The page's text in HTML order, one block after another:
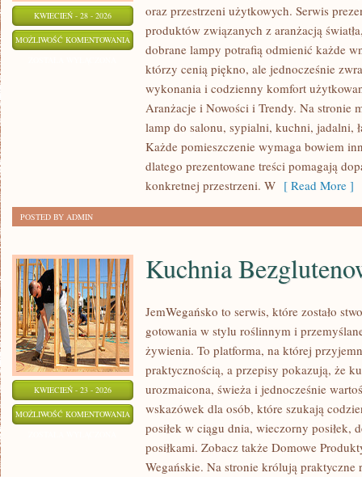
KWIECIEŃ - 28 - 2026
MOŻLIWOŚĆ KOMENTOWANIA OŚWIETLENIE
PRZEMYSŁOWE
oraz przestrzeni użytkowych. Serwis
produktów związanych z aranżacją
dobrane lampy potrafią odmienić każde
którzy cenią piękno, ale jednocześnie
wykonania i codzienny komfort
Aranżacje i Nowości i Trendy. Na stronie
lamp do salonu, sypialni, kuchni, jadalni,
Każde pomieszczenie wymaga bowiem
dlatego prezentowane treści pomagają
konkretnej przestrzeni. W [ Read More ]
POSTED BY ADMIN
KWIECIEŃ - 23 - 2026
MOŻLIWOŚĆ KOMENTOWANIA KUCHNIA
BEZGLUTENOWA
Kuchnia
JemWegańsko to serwis, które zostało
gotowania w stylu roślinnym i
żywienia. To platforma, na której
praktycznością, a przepisy pokazują, że
urozmaicona, świeża i jednocześnie
wskazówek dla osób, które szukają
posiłek w ciągu dnia, wieczorny posiłek,
posiłkami. Zobacz także Domowe
Wegańskie. Na stronie królują praktyczne